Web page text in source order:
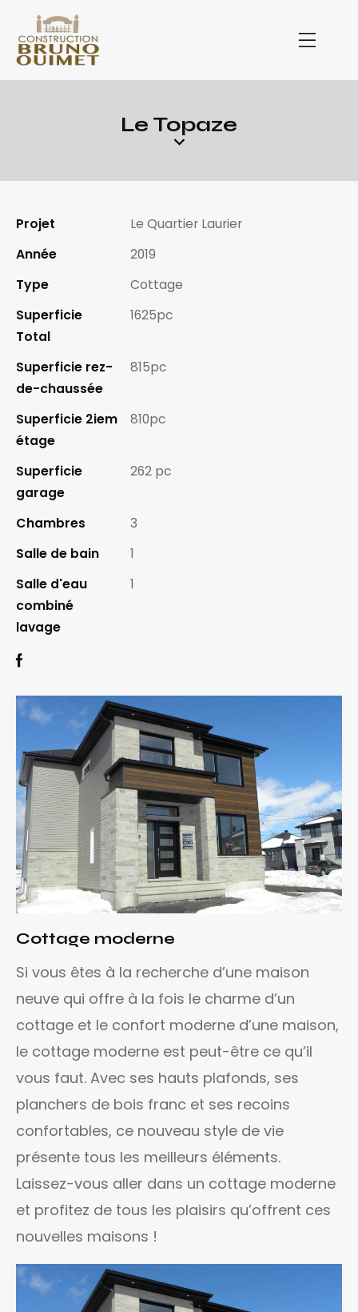
Le Topaze
Cottage moderne
Si vous êtes à la recherche d’une maison
neuve qui offre à la fois le charme d’un
cottage et le confort moderne d’une maison,
le cottage moderne est peut-être ce qu’il
vous faut. Avec ses hauts plafonds, ses
planchers de bois franc et ses recoins
confortables, ce nouveau style de vie
présente tous les meilleurs éléments.
Laissez-vous aller dans un cottage moderne
et profitez de tous les plaisirs qu’offrent ces
nouvelles maisons !
Projet
Le Quartier Laurier
Année
2019
Type
Cottage
Superficie
Total
1625pc
Superficie rez-
de-chaussée
815pc
Superficie 2iem
étage
810pc
Superficie
garage
262 pc
Chambres
3
Salle de bain
1
Salle d'eau
combiné
lavage
1